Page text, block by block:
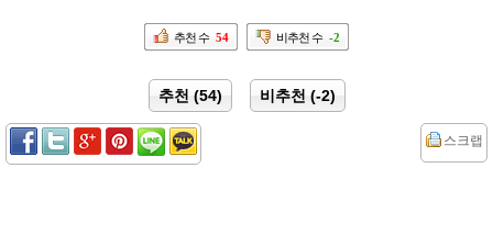
추천 수 54 비추천 수 -2
추천 (54) 비추천 (-2)
스크랩